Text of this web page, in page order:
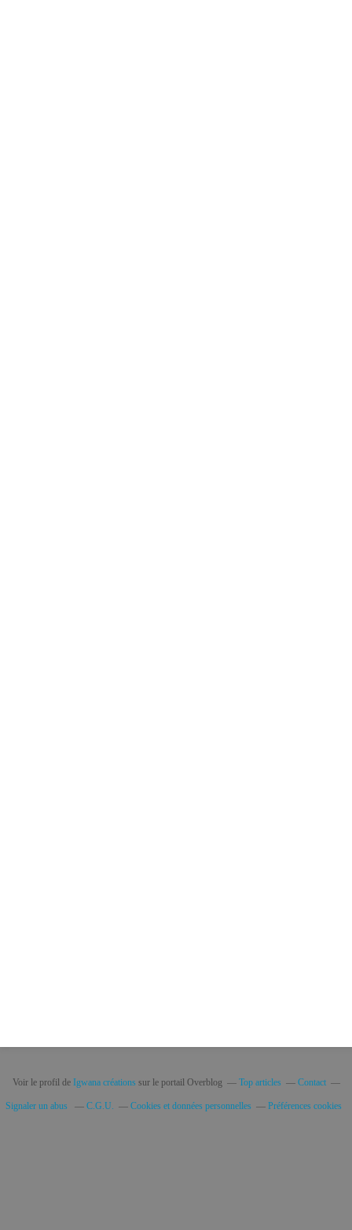
Voir le profil de Igwana créationssur le portail Overblog Top articles Contact
Signaler un abus C.G.U. Cookies et données personnelles Préférences cookies